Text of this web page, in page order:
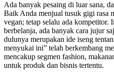
Ada banyak pesaing di luar sana,
Baik Anda menjual tusuk gigi rasa
vegan; tetap selalu ada kompetitor.
berbelanja, ada banyak cara jujur
dulunya merupakan ide iseng
menyukai ini” telah berkembang
mencakup segmen fashion,
untuk produk dan bisnis tertentu.